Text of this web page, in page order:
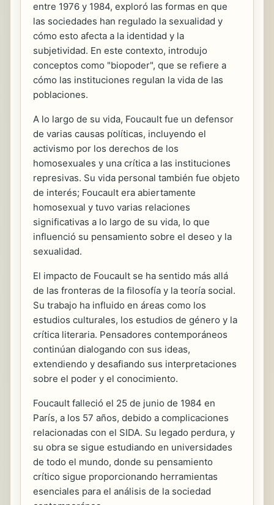
entre 1976 y 1984, exploró las formas en que
las sociedades han regulado la sexualidad y
cómo esto afecta a la identidad y la
subjetividad. En este contexto, introdujo
conceptos como "biopoder", que se refiere a
cómo las instituciones regulan la vida de las
poblaciones.
A lo largo de su vida, Foucault fue un defensor
de varias causas políticas, incluyendo el
activismo por los derechos de los
homosexuales y una crítica a las instituciones
represivas. Su vida personal también fue objeto
de interés; Foucault era abiertamente
homosexual y tuvo varias relaciones
significativas a lo largo de su vida, lo que
influenció su pensamiento sobre el deseo y la
sexualidad.
El impacto de Foucault se ha sentido más allá
de las fronteras de la filosofía y la teoría social.
Su trabajo ha influido en áreas como los
estudios culturales, los estudios de género y la
crítica literaria. Pensadores contemporáneos
continúan dialogando con sus ideas,
extendiendo y desafiando sus interpretaciones
sobre el poder y el conocimiento.
Foucault falleció el 25 de junio de 1984 en
París, a los 57 años, debido a complicaciones
relacionadas con el SIDA. Su legado perdura, y
su obra se sigue estudiando en universidades
de todo el mundo, donde su pensamiento
crítico sigue proporcionando herramientas
esenciales para el análisis de la sociedad